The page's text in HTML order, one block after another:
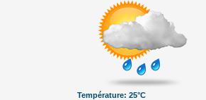
Température: 25°C